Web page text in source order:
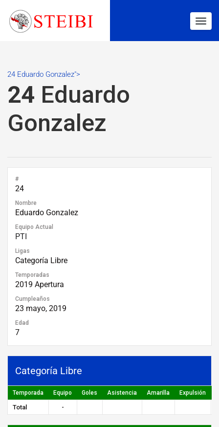
24 Eduardo Gonzalez">
24 Eduardo
Gonzalez
#
24
Nombre
Eduardo Gonzalez
Equipo Actual
PTI
Ligas
Categoría Libre
Temporadas
2019 Apertura
Cumpleaños
23 mayo, 2019
Edad
7
Categoría Libre
Temporada Equipo Goles Asistencia Amarilla Expulsión
Total -